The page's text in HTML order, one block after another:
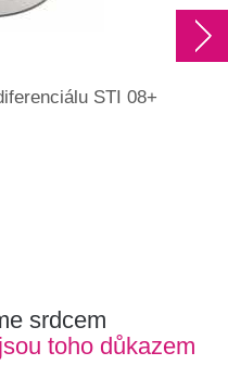
STI 08+
srdcem
toho důkazem